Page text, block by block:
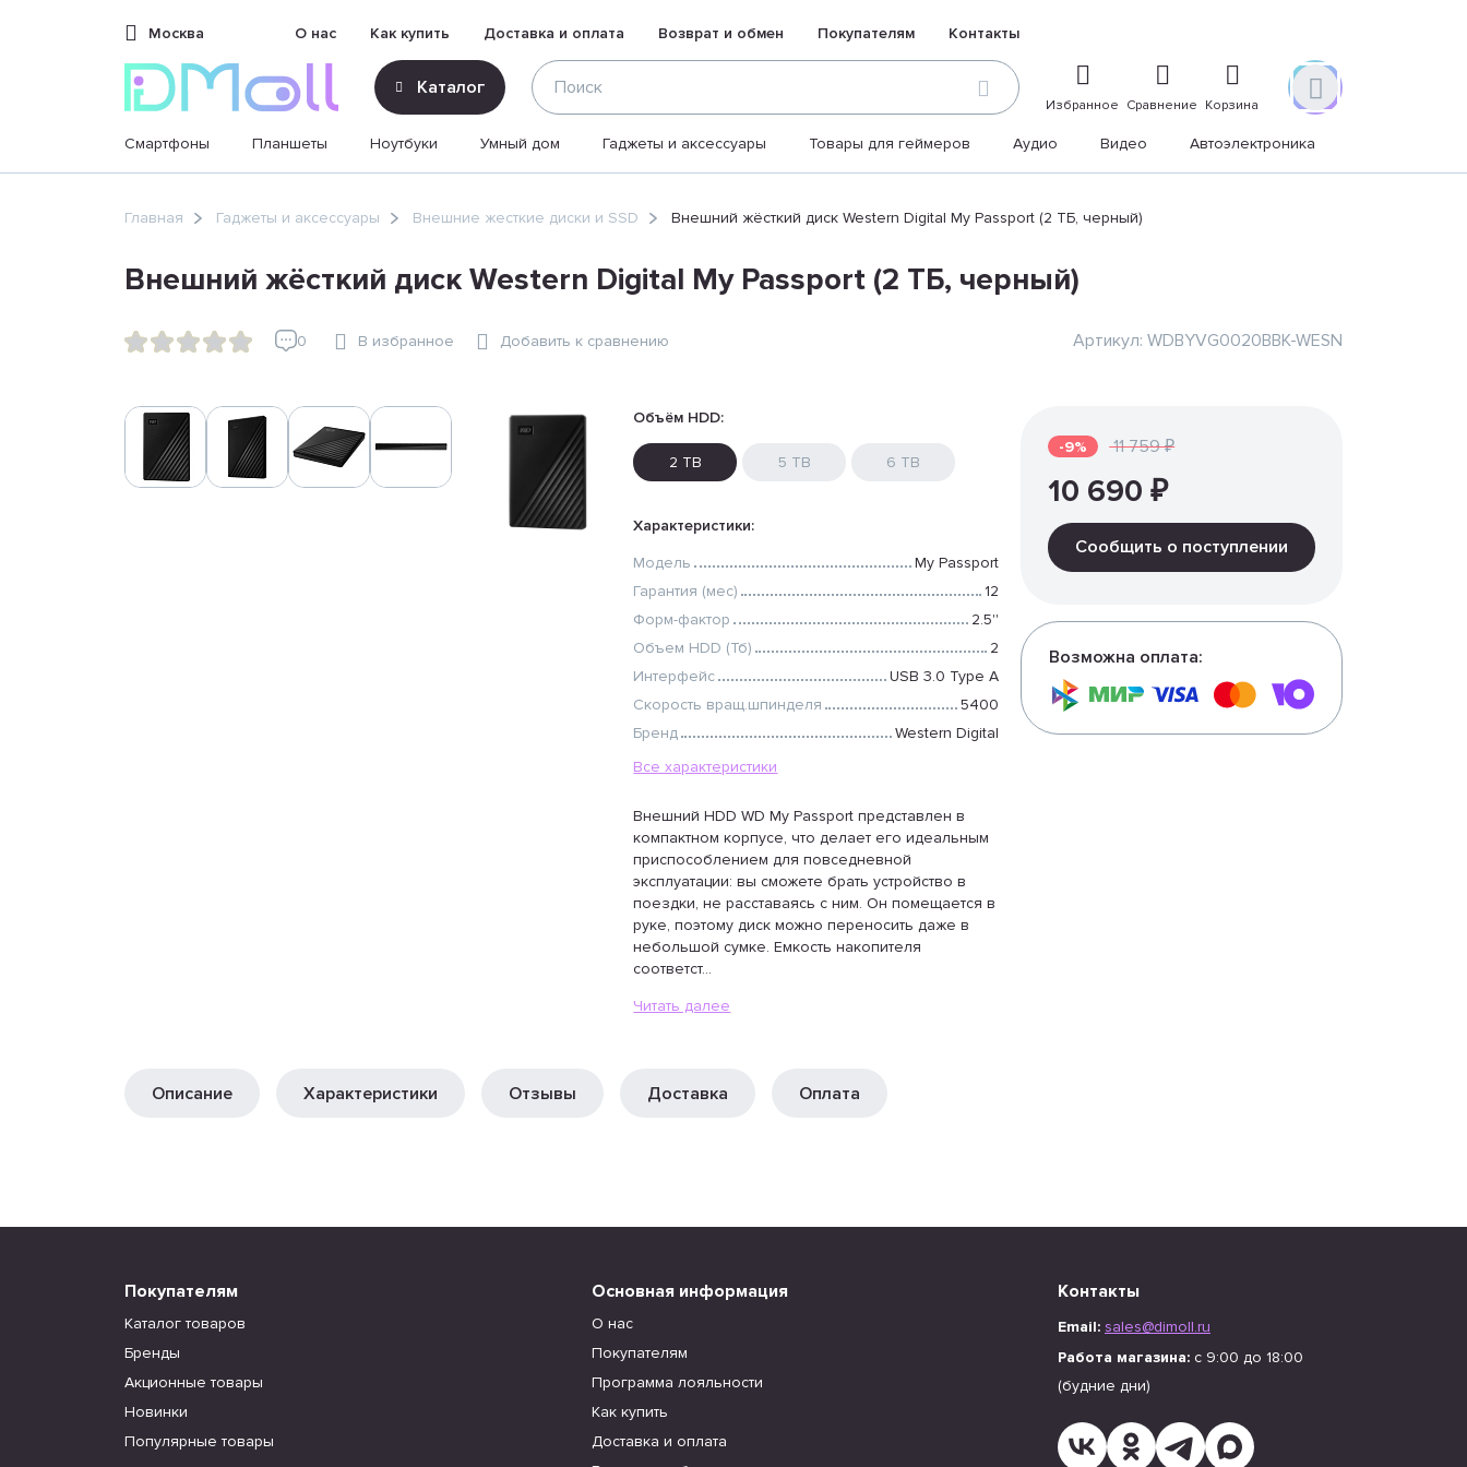
Москва О нас Как купить Доставка и оплата Возврат и обмен Покупателям Контакты
Каталог
Избранное Сравнение Корзина
Смартфоны Планшеты Ноутбуки Умный дом Гаджеты и аксессуары Товары для геймеров Аудио Видео Автоэлектроника
sales@dimoll.ruГлавная Гаджеты и аксессуары Внешние жесткие диски и SSD Внешний жёсткий диск Western Digital My Passport (2 ТБ, черный)
Внешний жёсткий диск Western Digital My Passport (2 ТБ, черный)
0 В избранное Добавить к сравнению Артикул: WDBYVG0020BBK-WESN
Объём HDD:
2 TB 5 TB 6 TB
Характеристики:
Модель
My Passport
Гарантия (мес)
12
Форм-фактор
2.5''
Объем HDD (Тб)
2
Интерфейс
USB 3.0 Type A
Скорость вращ.шпинделя
5400
Бренд
Western Digital
Все характеристики
Внешний HDD WD My Passport представлен в
компактном корпусе, что делает его идеальным
приспособлением для повседневной
эксплуатации: вы сможете брать устройство в
поездки, не расставаясь с ним. Он помещается в
руке, поэтому диск можно переносить даже в
небольшой сумке. Емкость накопителя
соответст...
Читать далее
-9% 11 759 ₽
10 690 ₽
Сообщить о поступлении
Возможна оплата:
Описание Характеристики Отзывы Доставка Оплата
Покупателям
Каталог товаров
Бренды
Акционные товары
Новинки
Популярные товары
Основная информация
О нас
Покупателям
Программа лояльности
Как купить
Доставка и оплата
Контакты
Email: sales@dimoll.ru
Работа магазина: с 9:00 до 18:00
(будние дни)